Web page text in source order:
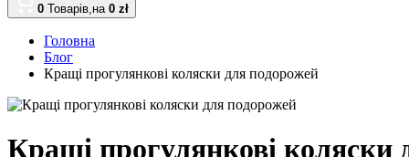
0 Товарів,на 0 zł
Головна
Блог
Кращі прогулянкові коляски для подорожей
Кращі прогулянкові коляски